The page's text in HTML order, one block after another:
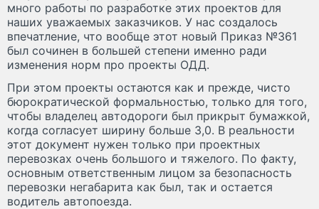
много работы по разработке этих проектов для
наших уважаемых заказчиков. У нас создалось
впечатление, что вообще этот новый Приказ №361
был сочинен в большей степени именно ради
изменения норм про проекты ОДД.
При этом проекты остаются как и прежде, чисто
бюрократической формальностью, только для того,
чтобы владелец автодороги был прикрыт бумажкой,
когда согласует ширину больше 3,0. В реальности
этот документ нужен только при проектных
перевозках очень большого и тяжелого. По факту,
основным ответственным лицом за безопасность
перевозки негабарита как был, так и остается
водитель автопоезда.